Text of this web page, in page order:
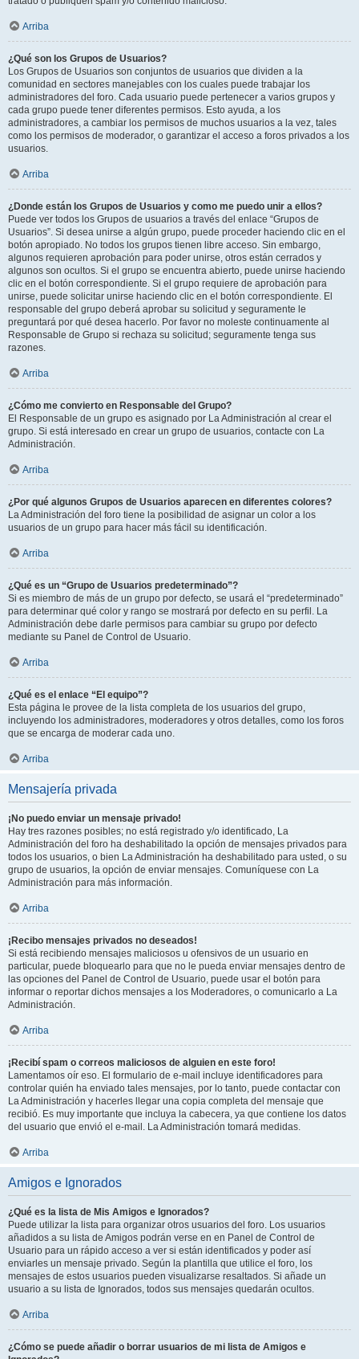
Arriba
¿Qué son los Grupos de Usuarios?
Los Grupos de Usuarios son conjuntos de usuarios que dividen a la
comunidad en sectores manejables con los cuales puede trabajar los
administradores del foro. Cada usuario puede pertenecer a varios grupos y
cada grupo puede tener diferentes permisos. Esto ayuda, a los
administradores, a cambiar los permisos de muchos usuarios a la vez, tales
como los permisos de moderador, o garantizar el acceso a foros privados a los
usuarios.
Arriba
¿Donde están los Grupos de Usuarios y como me puedo unir a ellos?
Puede ver todos los Grupos de usuarios a través del enlace “Grupos de
Usuarios”. Si desea unirse a algún grupo, puede proceder haciendo clic en el
botón apropiado. No todos los grupos tienen libre acceso. Sin embargo,
algunos requieren aprobación para poder unirse, otros están cerrados y
algunos son ocultos. Si el grupo se encuentra abierto, puede unirse haciendo
clic en el botón correspondiente. Si el grupo requiere de aprobación para
unirse, puede solicitar unirse haciendo clic en el botón correspondiente. El
responsable del grupo deberá aprobar su solicitud y seguramente le
preguntará por qué desea hacerlo. Por favor no moleste continuamente al
Responsable de Grupo si rechaza su solicitud; seguramente tenga sus
razones.
Arriba
¿Cómo me convierto en Responsable del Grupo?
El Responsable de un grupo es asignado por La Administración al crear el
grupo. Si está interesado en crear un grupo de usuarios, contacte con La
Administración.
Arriba
¿Por qué algunos Grupos de Usuarios aparecen en diferentes colores?
La Administración del foro tiene la posibilidad de asignar un color a los
usuarios de un grupo para hacer más fácil su identificación.
Arriba
¿Qué es un “Grupo de Usuarios predeterminado”?
Si es miembro de más de un grupo por defecto, se usará el “predeterminado”
para determinar qué color y rango se mostrará por defecto en su perfil. La
Administración debe darle permisos para cambiar su grupo por defecto
mediante su Panel de Control de Usuario.
Arriba
¿Qué es el enlace “El equipo”?
Esta página le provee de la lista completa de los usuarios del grupo,
incluyendo los administradores, moderadores y otros detalles, como los foros
que se encarga de moderar cada uno.
Arriba
Mensajería privada
¡No puedo enviar un mensaje privado!
Hay tres razones posibles; no está registrado y/o identificado, La
Administración del foro ha deshabilitado la opción de mensajes privados para
todos los usuarios, o bien La Administración ha deshabilitado para usted, o su
grupo de usuarios, la opción de enviar mensajes. Comuníquese con La
Administración para más información.
Arriba
¡Recibo mensajes privados no deseados!
Si está recibiendo mensajes maliciosos u ofensivos de un usuario en
particular, puede bloquearlo para que no le pueda enviar mensajes dentro de
las opciones del Panel de Control de Usuario, puede usar el botón para
informar o reportar dichos mensajes a los Moderadores, o comunicarlo a La
Administración.
Arriba
¡Recibí spam o correos maliciosos de alguien en este foro!
Lamentamos oír eso. El formulario de e-mail incluye identificadores para
controlar quién ha enviado tales mensajes, por lo tanto, puede contactar con
La Administración y hacerles llegar una copia completa del mensaje que
recibió. Es muy importante que incluya la cabecera, ya que contiene los datos
del usuario que envió el e-mail. La Administración tomará medidas.
Arriba
Amigos e Ignorados
¿Qué es la lista de Mis Amigos e Ignorados?
Puede utilizar la lista para organizar otros usuarios del foro. Los usuarios
añadidos a su lista de Amigos podrán verse en en Panel de Control de
Usuario para un rápido acceso a ver si están identificados y poder así
enviarles un mensaje privado. Según la plantilla que utilice el foro, los
mensajes de estos usuarios pueden visualizarse resaltados. Si añade un
usuario a su lista de Ignorados, todos sus mensajes quedarán ocultos.
Arriba
¿Cómo se puede añadir o borrar usuarios de mi lista de Amigos e